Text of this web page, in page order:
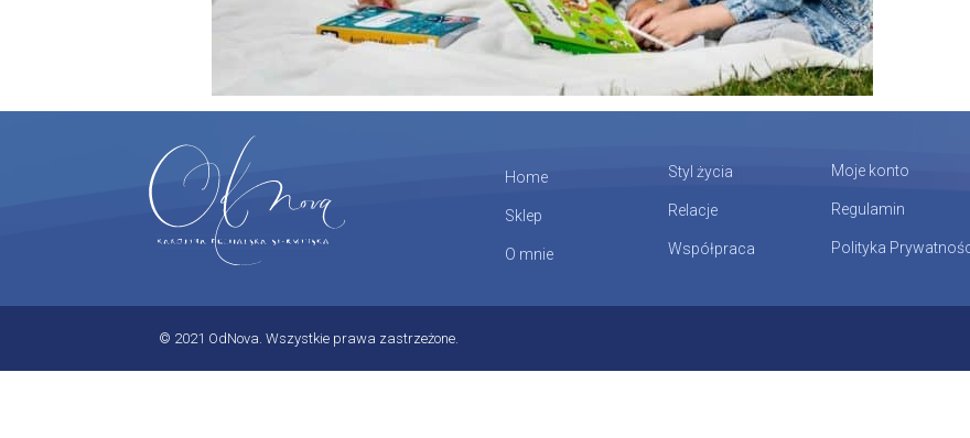
Home
Sklep
O mnie
Styl życia
Relacje
Współpraca
Moje konto
Regulamin
Polityka
© 2021 OdNova. Wszystkie prawa zastrzeżone.